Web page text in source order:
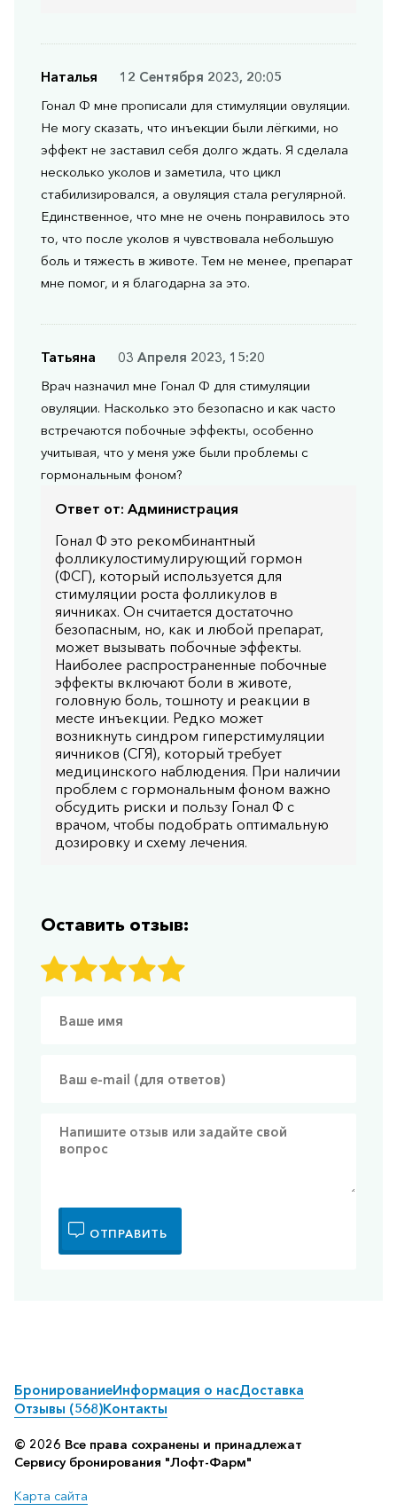
Наталья
12 Сентября 2023, 20:05
Гонал Ф мне прописали для стимуляции овуляции.
Не могу сказать, что инъекции были лёгкими, но
эффект не заставил себя долго ждать. Я сделала
несколько уколов и заметила, что цикл
стабилизировался, а овуляция стала регулярной.
Единственное, что мне не очень понравилось это
то, что после уколов я чувствовала небольшую
боль и тяжесть в животе. Тем не менее, препарат
мне помог, и я благодарна за это.
Татьяна
03 Апреля 2023, 15:20
Врач назначил мне Гонал Ф для стимуляции
овуляции. Насколько это безопасно и как часто
встречаются побочные эффекты, особенно
учитывая, что у меня уже были проблемы с
гормональным фоном?
Ответ от: Администрация
Гонал Ф это рекомбинантный
фолликулостимулирующий гормон
(ФСГ), который используется для
стимуляции роста фолликулов в
яичниках. Он считается достаточно
безопасным, но, как и любой препарат,
может вызывать побочные эффекты.
Наиболее распространенные побочные
эффекты включают боли в животе,
головную боль, тошноту и реакции в
месте инъекции. Редко может
возникнуть синдром гиперстимуляции
яичников (СГЯ), который требует
медицинского наблюдения. При наличии
проблем с гормональным фоном важно
обсудить риски и пользу Гонал Ф с
врачом, чтобы подобрать оптимальную
дозировку и схему лечения.
Оставить отзыв:
ОТПРАВИТЬ
БронированиеИнформация о насДоставка
Отзывы (568)Контакты
© 2026 Все права сохранены и принадлежат
Сервису бронирования "Лофт-Фарм"
Карта сайта